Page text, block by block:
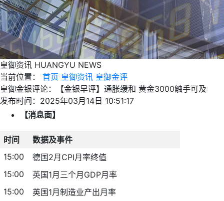
皇御资讯 HUANGYU NEWS
当前位置：
首页 皇御资讯 皇御金评
皇御金银评论：【金银早评】通胀缓和 黄金3000触手可及
发布时间：2025年03月14日 10:51:17
【消息面】
时间
数据及事件
15:00
德国2月CPI月率终值
15:00
英国1月三个月GDP月率
15:00
英国1月制造业产出月率